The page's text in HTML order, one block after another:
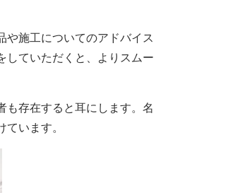
や施工についてのアドバイス
していただくと、よりスムー
も存在すると耳にします。名
います。